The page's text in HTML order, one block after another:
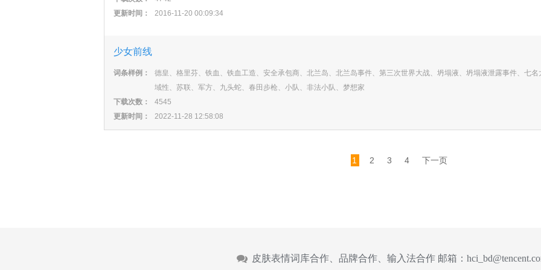
更新时间：
2016-11-20 00:09:34
少女前线
词条样例：
德皇、格里芬、铁血、铁血工造、安全承包商、北兰岛、北兰岛事件、第三次世界大战、坍塌液、坍塌液泄露事件、七名
域性、苏联、军方、九头蛇、春田步枪、小队、非法小队、梦想家
下载次数：
4545
更新时间：
2022-11-28 12:58:08
1 2 3 4 下一页
皮肤表情词库合作、品牌合作、输入法合作 邮箱：